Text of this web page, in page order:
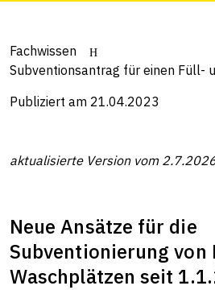
Fachwissen
Subventionsantrag für einen Füll-
Publiziert am 21.04.2023
aktualisierte Version vom
Neue Ansätze für die
Subventionierung von
Waschplätzen seit